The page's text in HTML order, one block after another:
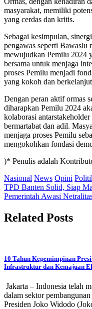
masyarakat, memiliki
yang cerdas dan kritis.
Sebagai kesimpulan,
pengawas seperti
mewujudkan Pemilu 2024
bersama untuk menjaga
proses Pemilu menjadi
yang kokoh dan
Dengan peran aktif ormas
diharapkan Pemilu 2024
kolaborasi
bermartabat dan adil.
menjaga proses Pemilu
mengokohkan fondasi
)* Penulis adalah
Nasional News Opini
Post
navigation
TPD Banten Solid, Siap
Pemerintah Awasi
Related Posts
10 Tahun Kepemimpinan
Infrastruktur dan Kemajuan
Jakarta – Indonesia telah
dalam sektor
Presiden Joko Widodo